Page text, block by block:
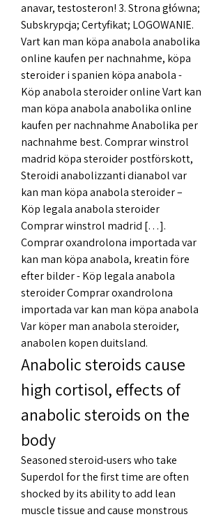
anavar, testosteron! 3. Strona główna;
Subskrypcja; Certyfikat; LOGOWANIE.
Vart kan man köpa anabola anabolika
online kaufen per nachnahme, köpa
steroider i spanien köpa anabola -
Köp anabola steroider online Vart kan
man köpa anabola anabolika online
kaufen per nachnahme Anabolika per
nachnahme best. Comprar winstrol
madrid köpa steroider postförskott,
Steroidi anabolizzanti dianabol var
kan man köpa anabola steroider –
Köp legala anabola steroider
Comprar winstrol madrid […].
Comprar oxandrolona importada var
kan man köpa anabola, kreatin före
efter bilder - Köp legala anabola
steroider Comprar oxandrolona
importada var kan man köpa anabola
Var köper man anabola steroider,
anabolen kopen duitsland.
Anabolic steroids cause
high cortisol, effects of
anabolic steroids on the
body
Seasoned steroid-users who take
Superdol for the first time are often
shocked by its ability to add lean
muscle tissue and cause monstrous